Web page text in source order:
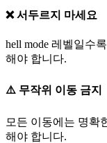
❌ 서두르지 마세요
hell mode 레벨일수
해야 합니다.
⚠️ 무작위 이동 금지
모든 이동에는 명확
해야 합니다.